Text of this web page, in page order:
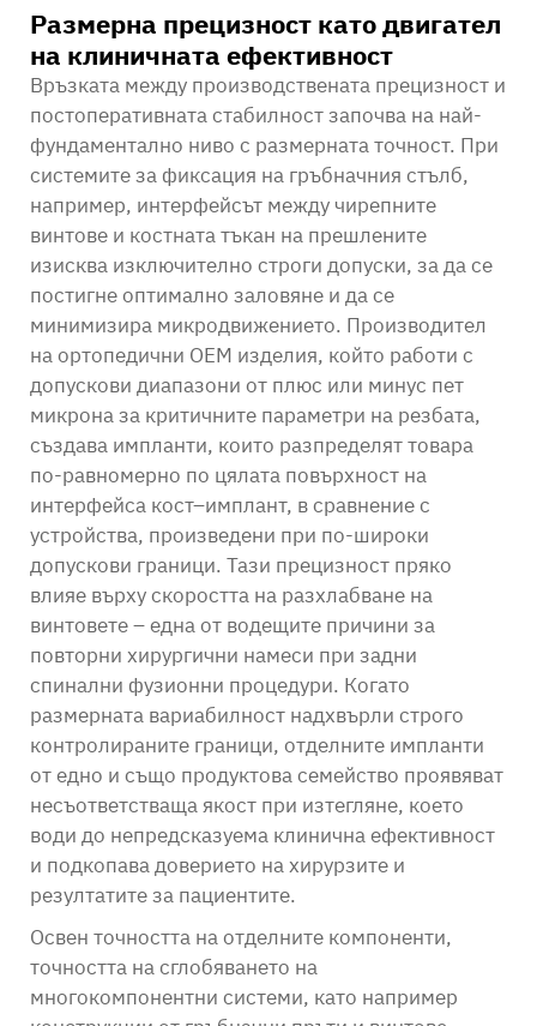
Размерна прецизност като двигател
на клиничната ефективност
Връзката между производствената прецизност и
постоперативната стабилност започва на най-
фундаментално ниво с размерната точност. При
системите за фиксация на гръбначния стълб,
например, интерфейсът между чирепните
винтове и костната тъкан на прешлените
изисква изключително строги допуски, за да се
постигне оптимално заловяне и да се
минимизира микродвижението. Производител
на ортопедични OEM изделия, който работи с
допускови диапазони от плюс или минус пет
микрона за критичните параметри на резбата,
създава импланти, които разпределят товара
по-равномерно по цялата повърхност на
интерфейса кост–имплант, в сравнение с
устройства, произведени при по-широки
допускови граници. Тази прецизност пряко
влияе върху скоростта на разхлабване на
винтовете – една от водещите причини за
повторни хирургични намеси при задни
спинални фузионни процедури. Когато
размерната вариабилност надхвърли строго
контролираните граници, отделните импланти
от едно и също продуктова семейство проявяват
несъответстваща якост при изтегляне, което
води до непредсказуема клинична ефективност
и подкопава доверието на хирурзите и
резултатите за пациентите.
Освен точността на отделните компоненти,
точността на сглобяването на
многокомпонентни системи, като например